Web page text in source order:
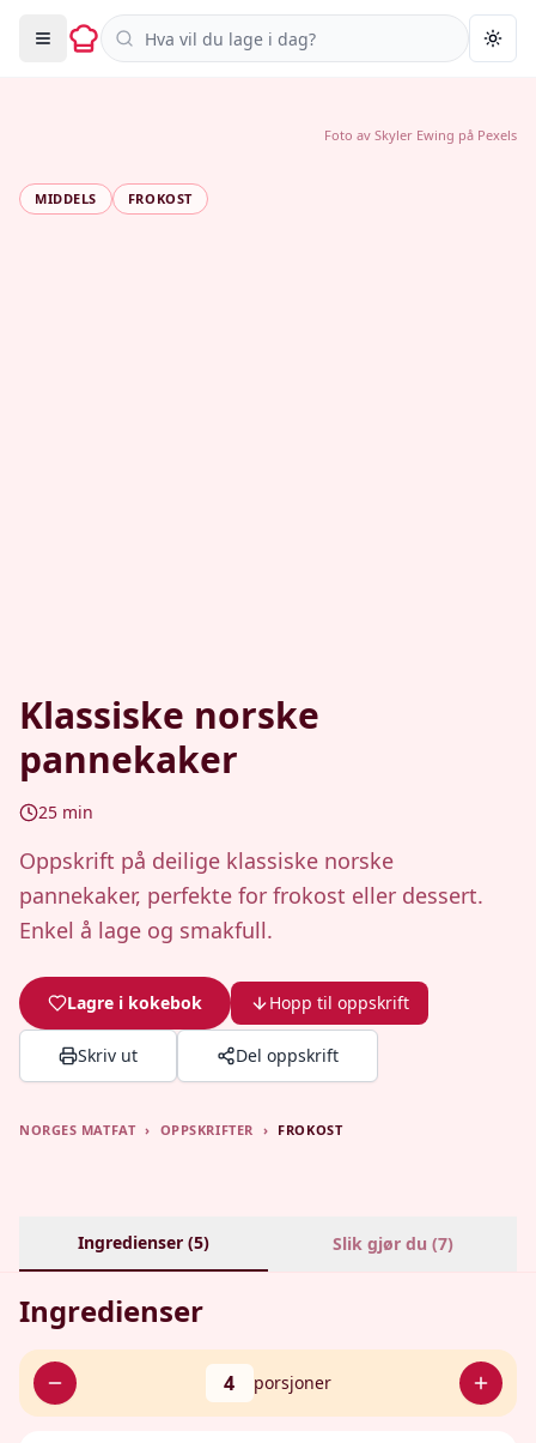
Søk i oppskrifter
MIDDELS FROKOST
Klassiske norske
pannekaker
25 min
Oppskrift på deilige klassiske norske
pannekaker, perfekte for frokost eller dessert.
Enkel å lage og smakfull.
Lagre i kokebok Hopp til oppskrift
Skriv ut Del oppskrift
Foto av Skyler Ewing på Pexels
NORGES MATFAT › OPPSKRIFTER › FROKOST
Ingredienser (5) Slik gjør du (7)
Ingredienser
4 porsjoner